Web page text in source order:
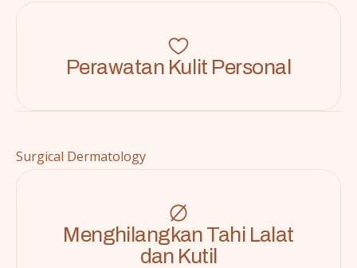
Perawatan Kulit Personal
Surgical Dermatology
Menghilangkan Tahi Lalat
dan Kutil